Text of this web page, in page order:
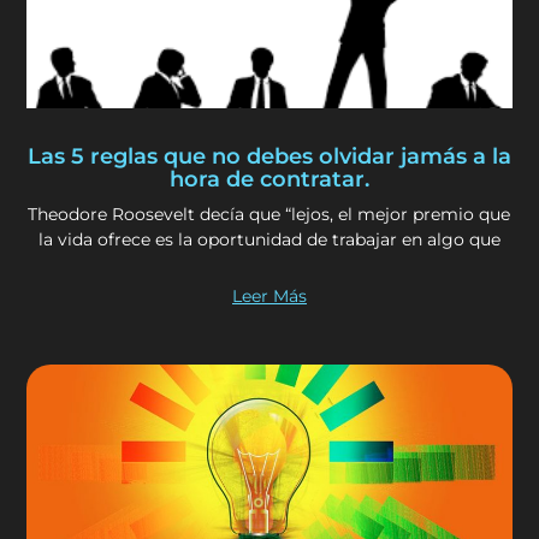
Las 5 reglas que no debes olvidar jamás a la
hora de contratar.
Theodore Roosevelt decía que “lejos, el mejor premio que
la vida ofrece es la oportunidad de trabajar en algo que
Leer Más